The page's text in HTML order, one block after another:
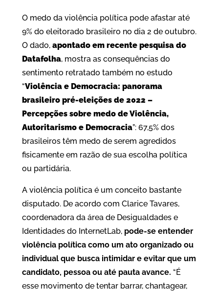
O medo da violência política pode afastar até
9% do eleitorado brasileiro no dia 2 de outubro.
O dado, apontado em recente pesquisa do
Datafolha, mostra as consequências do
sentimento retratado também no estudo
“Violência e Democracia: panorama
brasileiro pré-eleições de 2022 –
Percepções sobre medo de Violência,
Autoritarismo e Democracia”: 67,5% dos
brasileiros têm medo de serem agredidos
fisicamente em razão de sua escolha política
ou partidária.
A violência política é um conceito bastante
disputado. De acordo com Clarice Tavares,
coordenadora da área de Desigualdades e
Identidades do InternetLab, pode-se entender
violência política como um ato organizado ou
individual que busca intimidar e evitar que um
candidato, pessoa ou até pauta avance. “É
esse movimento de tentar barrar, chantagear,